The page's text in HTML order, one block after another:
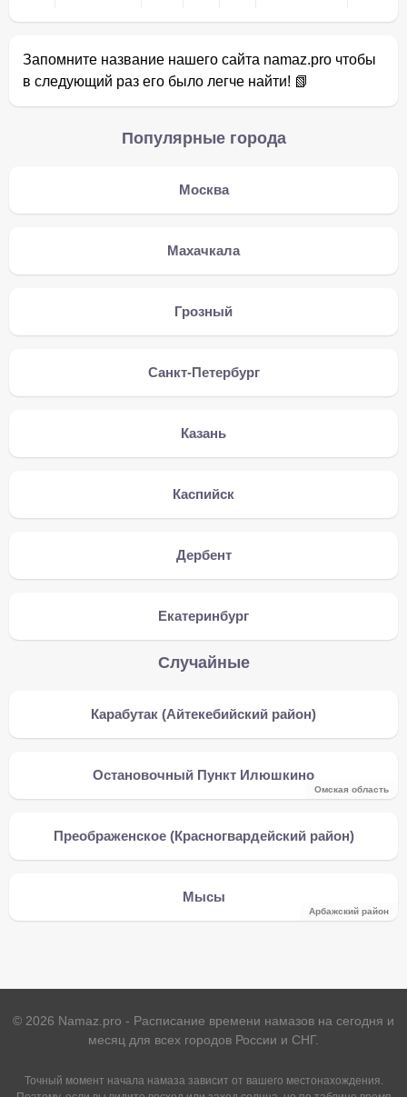
Запомните название нашего сайта namaz.pro чтобы
в следующий раз его было легче найти! 📗
Популярные города
Москва
Махачкала
Грозный
Санкт-Петербург
Казань
Каспийск
Дербент
Екатеринбург
Случайные
Карабутак (Айтекебийский район)
Остановочный Пункт Илюшкино
Омская область
Преображенское (Красногвардейский район)
Мысы
Арбажский район
© 2026 Namaz.pro - Расписание времени намазов на сегодня и
месяц для всех городов России и СНГ.
Точный момент начала намаза зависит от вашего местонахождения.